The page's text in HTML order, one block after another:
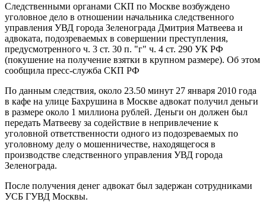
Следственными органами СКП по Москве возбуждено
уголовное дело в отношении начальника следственного
управления УВД города Зеленограда Дмитрия Матвеева и
адвоката, подозреваемых в совершении преступления,
предусмотренного ч. 3 ст. 30 п. "г" ч. 4 ст. 290 УК РФ
(покушение на получение взятки в крупном размере). Об этом
сообщила пресс-служба СКП РФ
По данным следствия, около 23.50 минут 27 января 2010 года
в кафе на улице Бахрушина в Москве адвокат получил деньги
в размере около 1 миллиона рублей. Деньги он должен был
передать Матвееву за содействие в непривлечение к
уголовной ответственности одного из подозреваемых по
уголовному делу о мошенничестве, находящегося в
производстве следственного управления УВД города
Зеленограда.
После получения денег адвокат был задержан сотрудниками
УСБ ГУВД Москвы.